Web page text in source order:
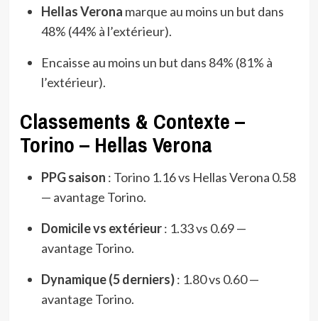
Hellas Verona marque au moins un but dans
48% (44% à l’extérieur).
Encaisse au moins un but dans 84% (81% à
l’extérieur).
Classements & Contexte –
Torino – Hellas Verona
PPG saison : Torino 1.16 vs Hellas Verona 0.58
— avantage Torino.
Domicile vs extérieur: 1.33 vs 0.69 —
avantage Torino.
Dynamique (5 derniers): 1.80 vs 0.60 —
avantage Torino.